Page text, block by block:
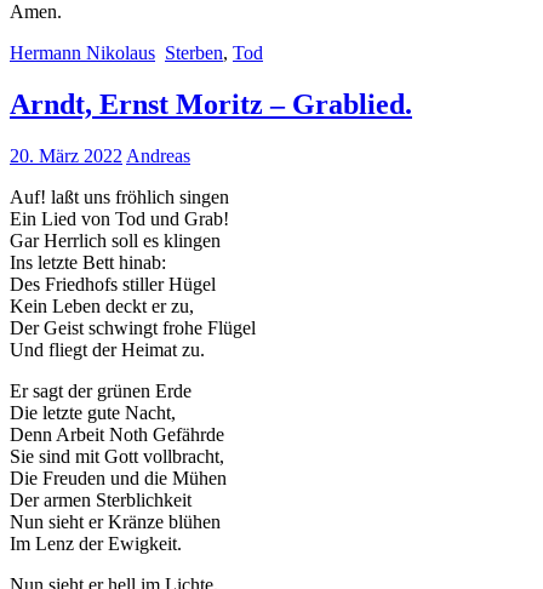
Amen.
Hermann Nikolaus Sterben, Tod
Arndt, Ernst Moritz – Grablied.
20. März 2022 Andreas
Auf! laßt uns fröhlich singen
Ein Lied von Tod und Grab!
Gar Herrlich soll es klingen
Ins letzte Bett hinab:
Des Friedhofs stiller Hügel
Kein Leben deckt er zu,
Der Geist schwingt frohe Flügel
Und fliegt der Heimat zu.
Er sagt der grünen Erde
Die letzte gute Nacht,
Denn Arbeit Noth Gefährde
Sie sind mit Gott vollbracht,
Die Freuden und die Mühen
Der armen Sterblichkeit
Nun sieht er Kränze blühen
Im Lenz der Ewigkeit.